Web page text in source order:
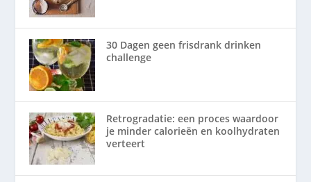
30 Dagen geen frisdrank drinken
challenge
Retrogradatie: een proces waardoor
je minder calorieën en koolhydraten
verteert